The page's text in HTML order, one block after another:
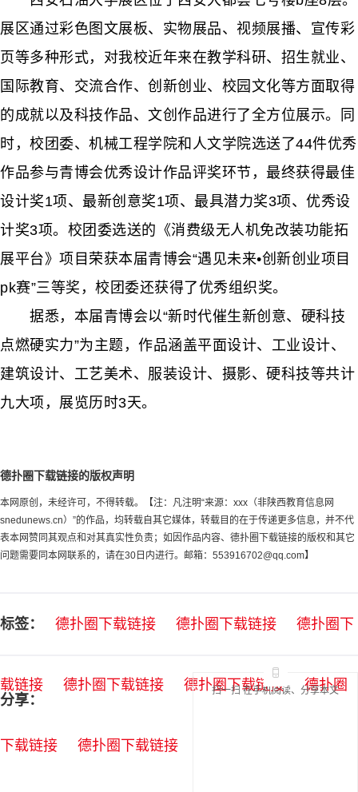
展区通过彩色图文展板、实物展品、视频展播、宣传彩
页等多种形式，对我校近年来在教学科研、招生就业、
国际教育、交流合作、创新创业、校园文化等方面取得
的成就以及科技作品、文创作品进行了全方位展示。同
时，校团委、机械工程学院和人文学院选送了44件优秀
作品参与青博会优秀设计作品评奖环节，最终获得最佳
设计奖1项、最新创意奖1项、最具潜力奖3项、优秀设
计奖3项。校团委选送的《消费级无人机免改装功能拓
展平台》项目荣获本届青博会“遇见未来•创新创业项目
pk赛”三等奖，校团委还获得了优秀组织奖。
据悉，本届青博会以“新时代催生新创意、硬科技
点燃硬实力”为主题，作品涵盖平面设计、工业设计、
建筑设计、工艺美术、服装设计、摄影、硬科技等共计
九大项，展览历时3天。
德扑圈下载链接的版权声明
本网原创，未经许可，不得转载。【注：凡注明“来源：xxx（非陕西教育信息网
snedunews.cn）”的作品，均转载自其它媒体，转载目的在于传递更多信息，并不代
表本网赞同其观点和对其真实性负责；如因作品内容、德扑圈下载链接的版权和其它
问题需要同本网联系的，请在30日内进行。邮箱： 553916702@qq.com】
标签： 德扑圈下载链接 德扑圈下载链接 德扑圈下
载链接 德扑圈下载链接 德扑圈下载链接 德扑圈
下载链接 德扑圈下载链接
分享：
扫一扫 在手机阅读、分享本文